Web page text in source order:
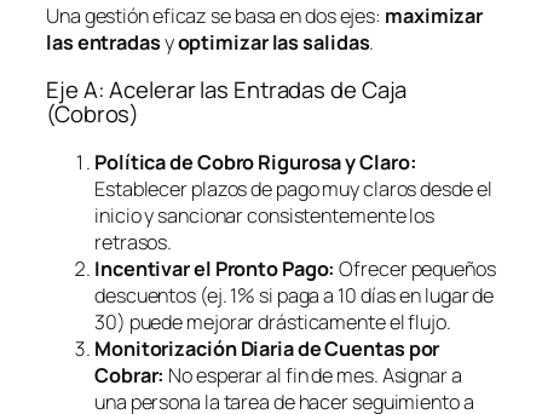
Una gestión eficaz se basa en dos ejes: maximizar
las entradasyoptimizar las salidas.
Eje A: Acelerar las Entradas de Caja
(Cobros)
Política de Cobro Rigurosa y Claro:
Establecer plazos de pago muy claros desde el
inicio y sancionar consistentemente los
retrasos.
Incentivar el Pronto Pago: Ofrecer pequeños
descuentos (ej. 1% si paga a 10 días en lugar de
30) puede mejorar drásticamente el flujo.
Monitorización Diaria de Cuentas por
Cobrar: No esperar al fin de mes. Asignar a
una persona la tarea de hacer seguimiento a